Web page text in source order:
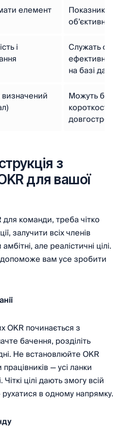
елемент
Показники
об’єктивні
і
Служать
ефективності
на базі даних
визначений
Можуть бути
з
для вашої
команди, треба чітко
залучити всіх членів
але реалістичні цілі.
допоможе вам усе зробити
OKR починається з
бачення, розділіть
Не встановлюйте OKR
— усі ланки
цілі дають змогу всій
рухатися в одному напрямку.